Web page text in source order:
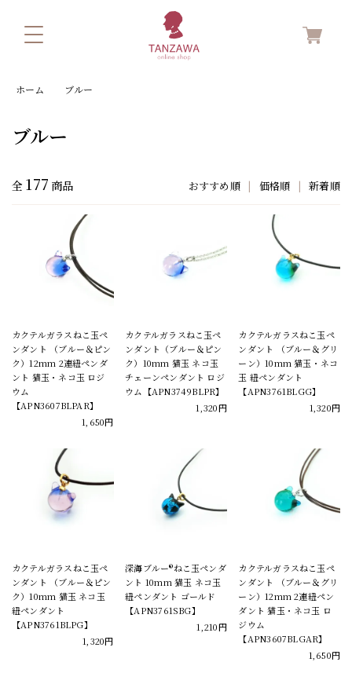
ホーム ブルー
ブルー
全 177 商品 おすすめ順 | 価格順 | 新着順
カクテルガラスねこ玉ペ
ンダント （ブルー＆ピン
ク）12mm 2連紐ペンダ
ント 猫玉・ネコ玉 ロジ
ウム
【APN3607BLPAR】
1,650円
カクテルガラスねこ玉ペ
ンダント（ブルー＆ピン
ク）10mm 猫玉 ネコ玉
チェーンペンダント ロジ
ウム【APN3749BLPR】
1,320円
カクテルガラスねこ玉ペ
ンダント （ブルー＆グリ
ーン）10mm 猫玉・ネコ
玉 紐ペンダント
【APN3761BLGG】
1,320円
カクテルガラスねこ玉ペ
ンダント （ブルー＆ピン
ク）10mm 猫玉 ネコ玉
紐ペンダント
【APN3761BLPG】
1,320円
深海ブルー®ねこ玉ペンダ
ント 10mm 猫玉 ネコ玉
紐ペンダント ゴールド
【APN3761SBG】
1,210円
カクテルガラスねこ玉ペ
ンダント （ブルー＆グリ
ーン）12mm 2連紐ペン
ダント 猫玉・ネコ玉 ロ
ジウム
【APN3607BLGAR】
1,650円